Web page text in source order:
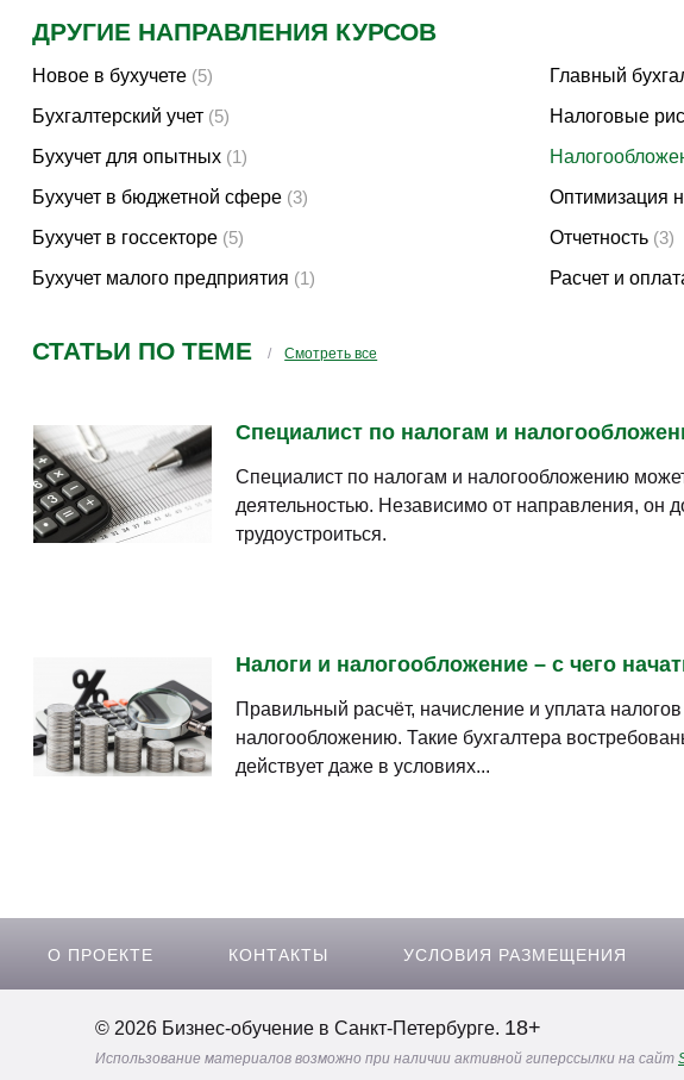
ДРУГИЕ НАПРАВЛЕНИЯ КУРСОВ
Новое в бухучете (5)
Бухгалтерский учет (5)
Бухучет для опытных (1)
Бухучет в бюджетной сфере (3)
Бухучет в госсекторе (5)
Бухучет малого предприятия (1)
Главный
Налоговые
Оптимизация
Отчетность (3)
Расчет и
СТАТЬИ ПО ТЕМЕ Смотреть все
Специалист по налогам и
Специалист по налогам и налогообложению
деятельностью. Независимо от направления, он
трудоустроиться.
Налоги и налогообложение – с чего
Правильный расчёт, начисление и уплата
налогообложению. Такие бухгалтера
действует даже в условиях...
О ПРОЕКТЕ КОНТАКТЫ УСЛОВИЯ РАЗМЕЩЕНИЯ
© 2026 Бизнес-обучение в Санкт-Петербурге. 18+
Использование материалов возможно при наличии активной гиперссылки на сайт